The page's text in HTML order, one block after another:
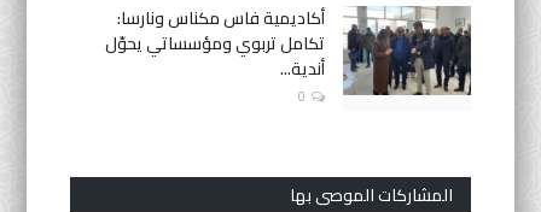
أكاديمية فاس مكناس ونارسا:
تكامل تربوي ومؤسساتي يحوّل
أندية...
0
المشاركات الموصى بها